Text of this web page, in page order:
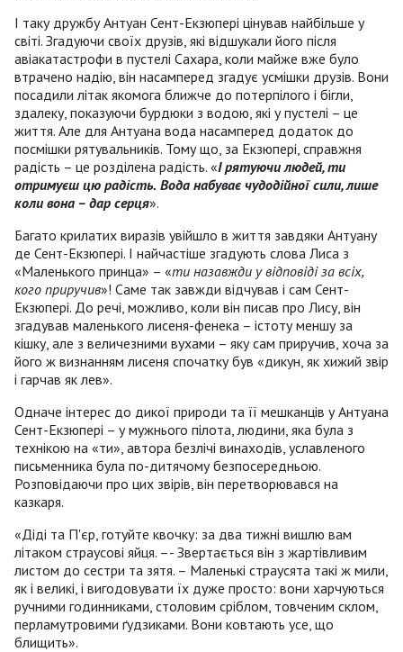
І таку дружбу Антуан Сент-Екзюпері цінував найбільше у
світі. Згадуючи своїх друзів, які відшукали його після
авіакатастрофи в пустелі Сахара, коли майже вже було
втрачено надію, він насамперед згадує усмішки друзів. Вони
посадили літак якомога ближче до потерпілого і бігли,
здалеку, показуючи бурдюки з водою, які у пустелі – це
життя. Але для Антуана вода насамперед додаток до
посмішки рятувальників. Тому що, за Екзюпері, справжня
радість – це розділена радість. «І рятуючи людей, ти
отримуєш цю радість. Вода набуває чудодійної сили, лише
коли вона – дар серця».
Багато крилатих виразів увійшло в життя завдяки Антуану
де Сент-Екзюпері. І найчастіше згадують слова Лиса з
«Маленького принца» – «ти назавжди у відповіді за всіх,
кого приручив»! Саме так завжди відчував і сам Сент-
Екзюпері. До речі, можливо, коли він писав про Лису, він
згадував маленького лисеня-фенека – істоту меншу за
кішку, але з величезними вухами – яку сам приручив, хоча за
його ж визнанням лисеня спочатку був «дикун, як хижий звір
і гарчав як лев».
Одначе інтерес до дикої природи та її мешканців у Антуана
Сент-Екзюпері – у мужнього пілота, людини, яка була з
технікою на «ти», автора безлічі винаходів, уславленого
письменника була по-дитячому безпосередньою.
Розповідаючи про цих звірів, він перетворювався на
казкаря.
«Діді та П'єр, готуйте квочку: за два тижні вишлю вам
літаком страусові яйця. –- Звертається він з жартівливим
листом до сестри та зятя. – Маленькі страусята такі ж мили,
як і великі, і вигодовувати їх дуже просто: вони харчуються
ручними годинниками, столовим сріблом, товченим склом,
перламутровими ґудзиками. Вони ковтають усе, що
блищить».